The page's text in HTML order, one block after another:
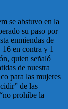
se abstuvo en la
su paso por
enmiendas de
en contra y 1
quien señaló
de nuestra
para las mujeres
de las
prohíbe la